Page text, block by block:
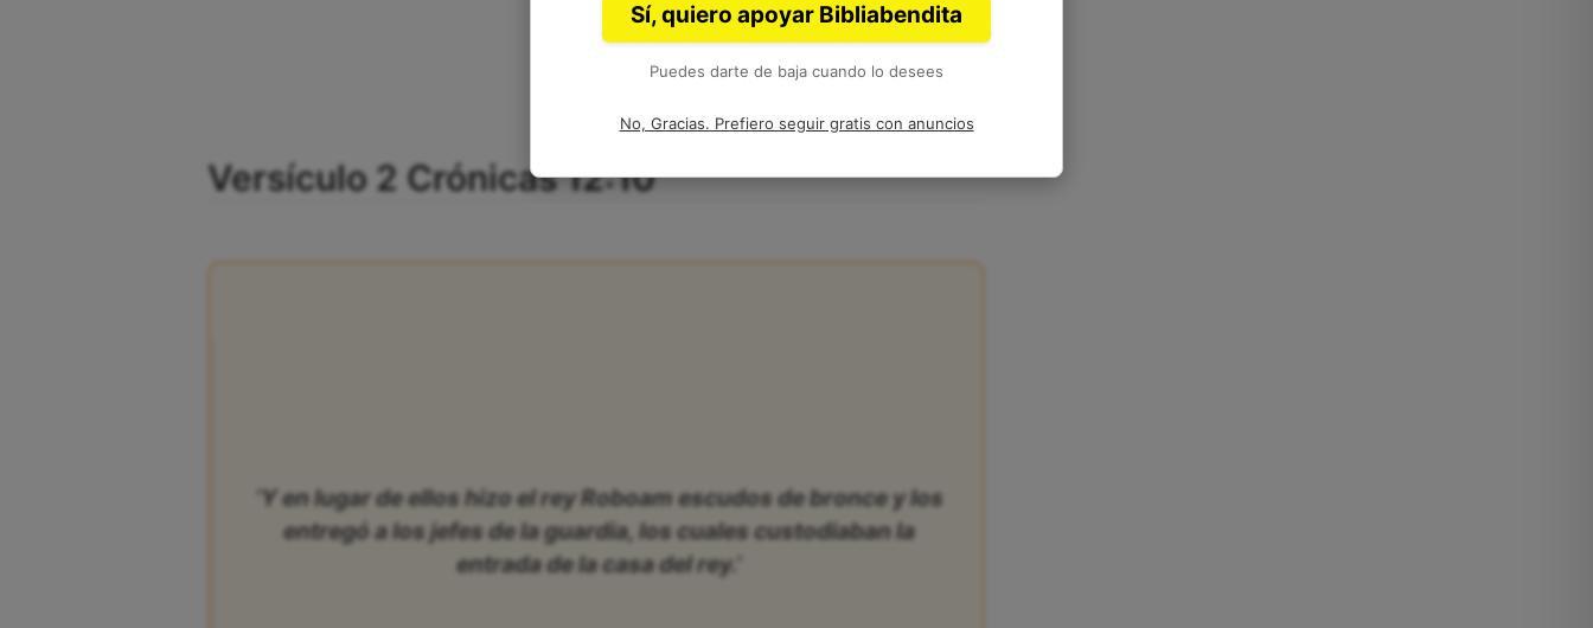
Versículo 2 Crónicas 12:10
‘Y en lugar de ellos hizo el rey Roboam escudos de bronce y los
entregó a los jefes de la guardia, los cuales custodiaban la
entrada de la casa del rey.’
Sí, quiero apoyar Bibliabendita
Puedes darte de baja cuando lo desees
No, Gracias. Prefiero seguir gratis con anuncios